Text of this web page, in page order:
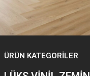
ÜRÜN KATEGORİLER